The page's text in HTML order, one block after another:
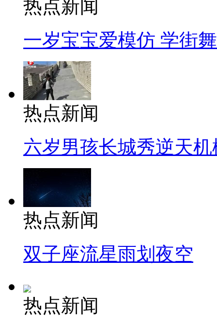
热点新闻
一岁宝宝爱模仿 学街
热点新闻
六岁男孩长城秀逆天机
热点新闻
双子座流星雨划夜空
热点新闻